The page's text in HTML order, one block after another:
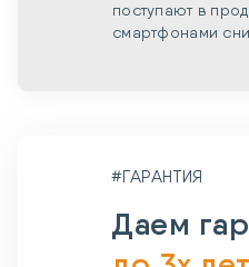
поступают в
смартфонами
#ГАРАНТИЯ
Даем